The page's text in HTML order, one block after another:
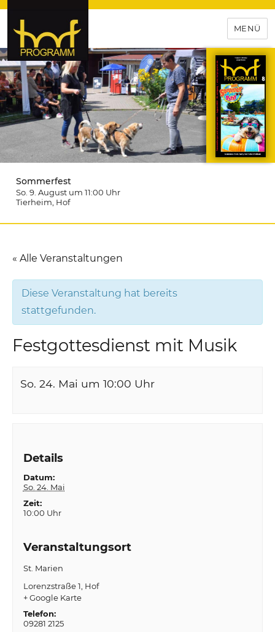
hof-programm – das
Veranstaltungsportal für
Hochfranken
MENÜ
Sommerfest
So. 9. August um 11:00 Uhr
Tierheim , Hof
« Alle Veranstaltungen
Diese Veranstaltung hat bereits
stattgefunden.
Festgottesdienst mit Musik
So. 24. Mai um 10:00 Uhr
Details
Datum:
So. 24. Mai
Zeit:
10:00 Uhr
Veranstaltungsort
St. Marien
Lorenzstraße 1 Hof
+ Google Karte
Telefon:
09281 2125